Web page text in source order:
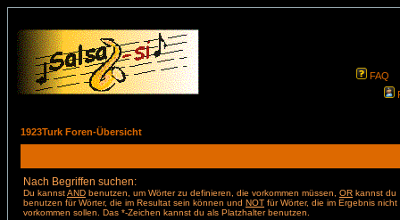
FAQ
1923Turk Foren-Übersicht
Nach Begriffen suchen:
Du kannstAND benutzen, um Wörter zu definieren, die vorkommen müssen, OR kannst du
benutzen für Wörter, die im Resultat sein können und NOT für Wörter, die im Ergebnis nicht
vorkommen sollen. Das *-Zeichen kannst du als Platzhalter benutzen.